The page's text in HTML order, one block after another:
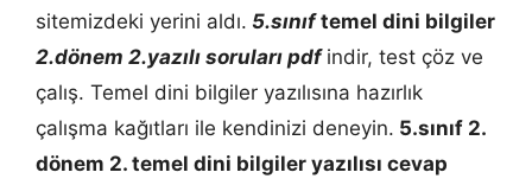
sitemizdeki yerini aldı. 5.sınıftemel dini bilgiler
2.dönem 2.yazılı soruları pdf indir, test çöz ve
çalış. Temel dini bilgiler yazılısına hazırlık
çalışma kağıtları ile kendinizi deneyin. 5.sınıf 2.
dönem 2. temel dini bilgiler yazılısı cevap